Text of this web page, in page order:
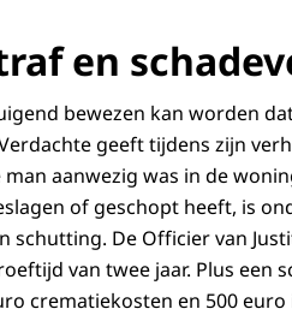
en
bewezen kan worden
geeft tijdens zijn
aanwezig was in de
of geschopt heeft, is
De Officier van
van twee jaar. Plus een
crematiekosten en 500